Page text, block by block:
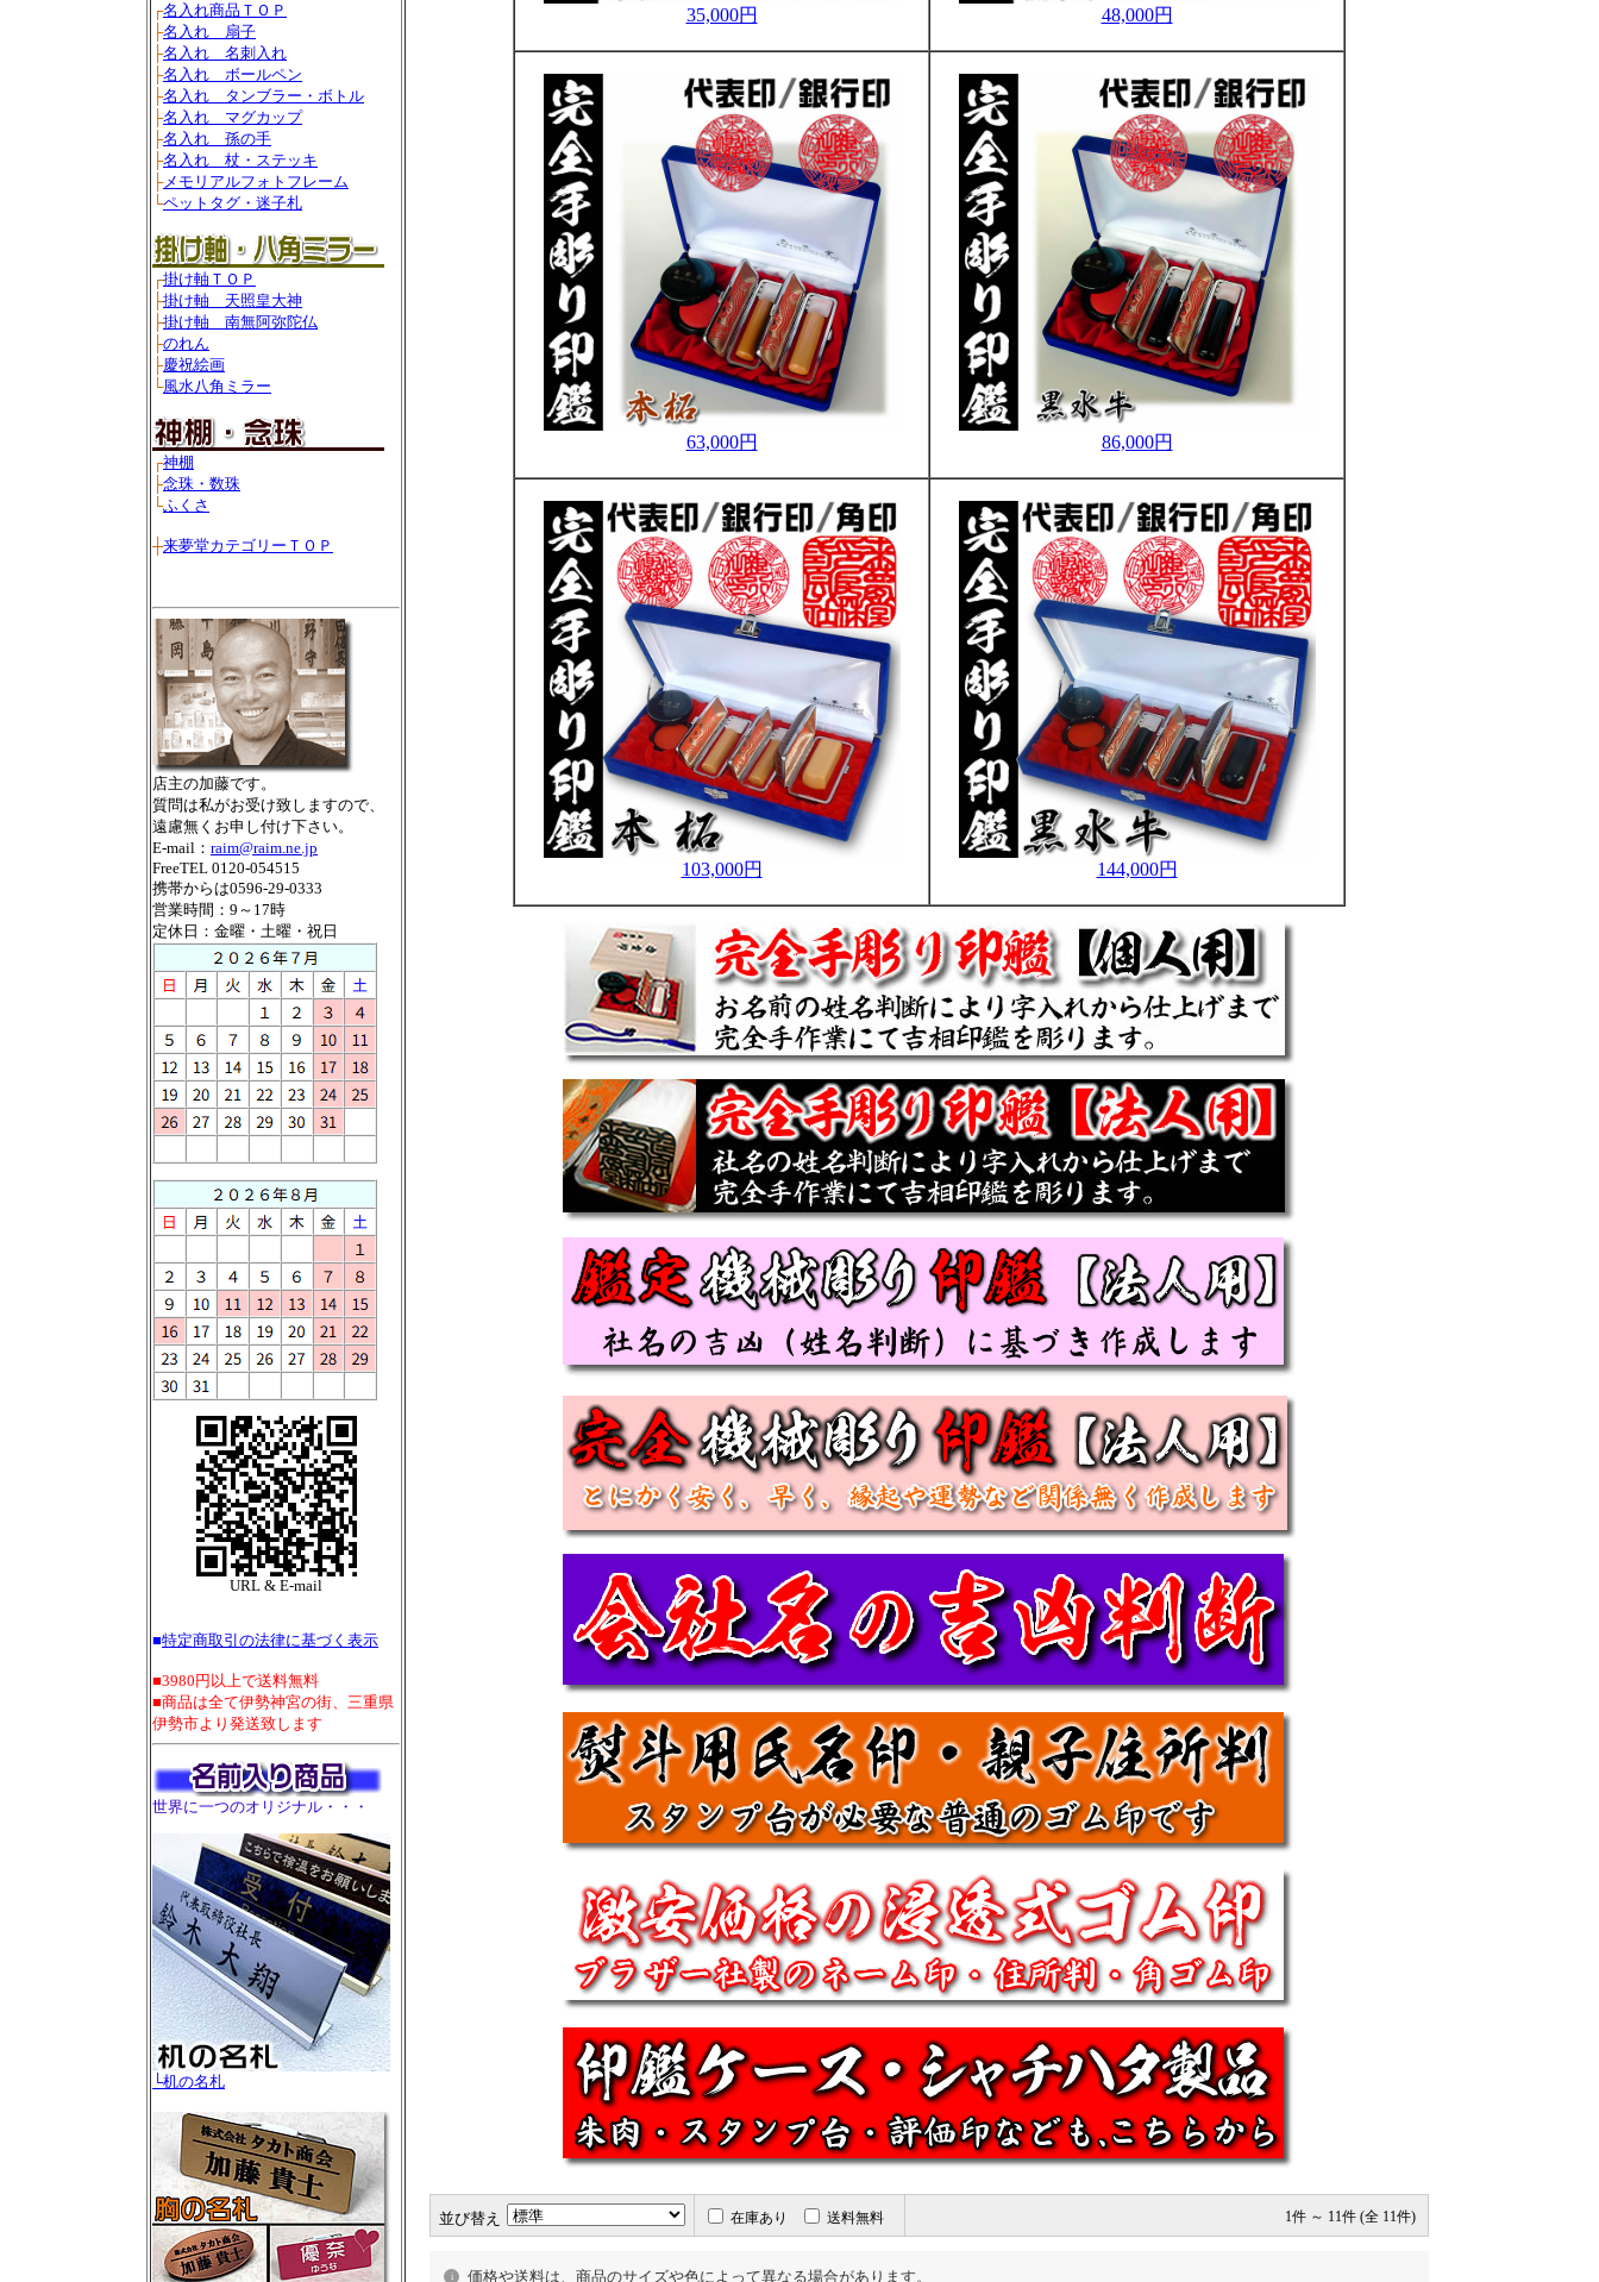
┌名入れ商品ＴＯＰ
├名入れ 扇子
├名入れ 名刺入れ
├名入れ ボールペン
├名入れ タンブラー・ボトル
├名入れ マグカップ
├名入れ 孫の手
├名入れ 杖・ステッキ
├メモリアルフォトフレーム
└ペットタグ・迷子札
┌掛け軸ＴＯＰ
├掛け軸 天照皇大神
├掛け軸 南無阿弥陀仏
├のれん
├慶祝絵画
└風水八角ミラー
┌神棚
├念珠・数珠
└ふくさ
┼来夢堂カテゴリーＴＯＰ
店主の加藤です。
質問は私がお受け致しますので、
遠慮無くお申し付け下さい。
E-mail： raim@raim.ne.jp
FreeTEL 0120-054515
携帯からは0596-29-0333
営業時間：9～17時
定休日：金曜・土曜・祝日
URL & E-mail
■特定商取引の法律に基づく表示
■3980円以上で送料無料
■商品は全て伊勢神宮の街、三重県
伊勢市より発送致します
世界に一つのオリジナル・・・
└机の名札
35,000円 48,000円
63,000円 86,000円
103,000円 144,000円
並び替え 在庫あり 送料無料 1件 ～ 11件 (全 11件)
価格や送料は、商品のサイズや色によって異なる場合があります。